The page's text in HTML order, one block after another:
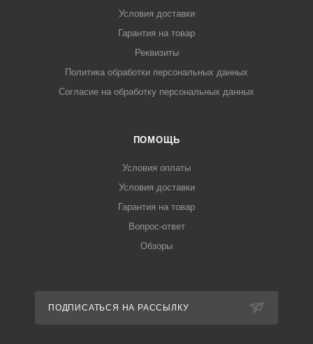
Условия доставки
Гарантия на товар
Реквизиты
Политика обработки персональных данных
Согласие на обработку персональных данных
ПОМОЩЬ
Условия оплаты
Условия доставки
Гарантия на товар
Вопрос-ответ
Обзоры
ПОДПИСАТЬСЯ НА РАССЫЛКУ